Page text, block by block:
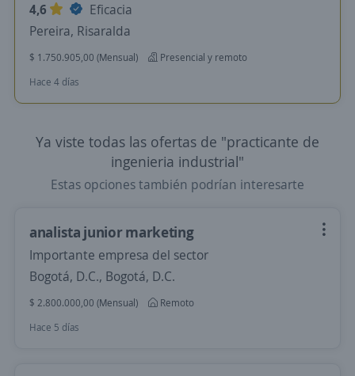
4,6
Eficacia
Pereira, Risaralda
$ 1.750.905,00 (Mensual)
Presencial y remoto
Hace 4 días
Ya viste todas las ofertas de "practicante de
ingenieria industrial"
Estas opciones también podrían interesarte
analista junior marketing
Importante empresa del sector
Bogotá, D.C., Bogotá, D.C.
$ 2.800.000,00 (Mensual)
Remoto
Hace 5 días